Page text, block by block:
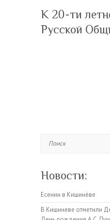
К 20-ти
Русской
Новости:
Есенин в Кишинёве
В Кишиневе отметили